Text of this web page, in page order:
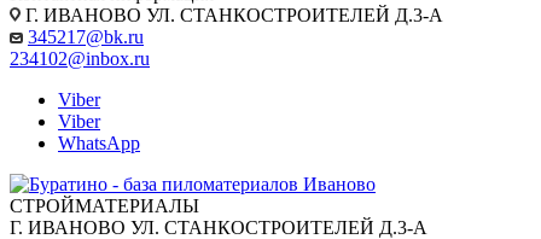
Г. ИВАНОВО УЛ. СТАНКОСТРОИТЕЛЕЙ Д.3-А
345217@bk.ru
234102@inbox.ru
Viber
Viber
WhatsApp
СТРОЙМАТЕРИАЛЫ
Г. ИВАНОВО УЛ. СТАНКОСТРОИТЕЛЕЙ Д.3-А